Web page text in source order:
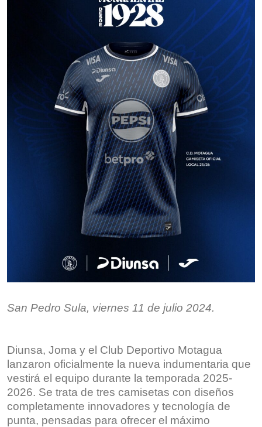
San Pedro Sula, viernes 11 de julio 2024.
Diunsa, Joma y el Club Deportivo Motagua
lanzaron oficialmente la nueva indumentaria que
vestirá el equipo durante la temporada 2025-
2026. Se trata de tres camisetas con diseños
completamente innovadores y tecnología de
punta, pensadas para ofrecer el máximo